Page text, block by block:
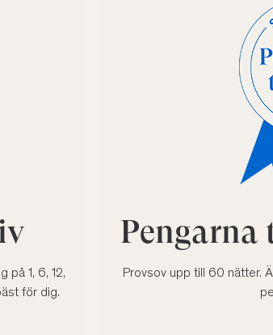
på 1, 6, 12,
för dig.
Provsov upp till 60 nätter.